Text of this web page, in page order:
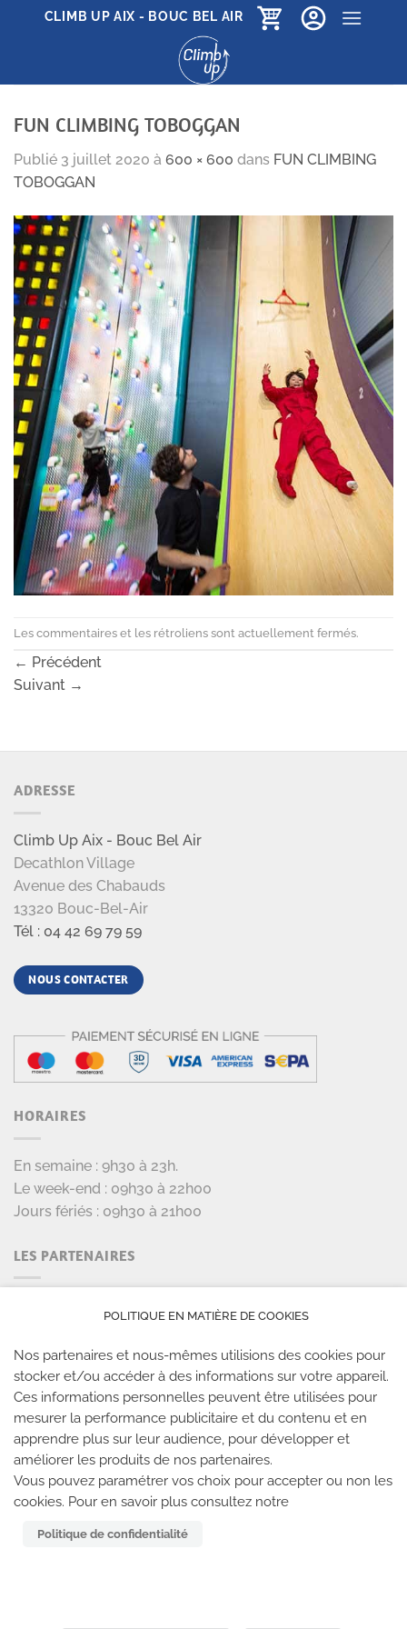
PasserCLIMB UP AIX - BOUC BEL AIR
FUN CLIMBING TOBOGGAN
Publié 3 juillet 2020 à 600 × 600 dans FUN CLIMBING
TOBOGGAN
Les commentaires et les rétroliens sont actuellement fermés.
← Précédent
Suivant →
ADRESSE
Climb Up Aix - Bouc Bel Air
Decathlon Village
Avenue des Chabauds
13320 Bouc-Bel-Air
Tél : 04 42 69 79 59
NOUS CONTACTER
HORAIRES
En semaine : 9h30 à 23h.
Le week-end : 09h30 à 22h00
Jours fériés : 09h30 à 21h00
LES PARTENAIRES
LES SALLES CLIMB UP
France
POLITIQUE EN MATIÈRE DE COOKIES
Nos partenaires et nous-mêmes utilisions des cookies pour
stocker et/ou accéder à des informations sur votre appareil.
Ces informations personnelles peuvent être utilisées pour
mesurer la performance publicitaire et du contenu et en
apprendre plus sur leur audience, pour développer et
améliorer les produits de nos partenaires.
Vous pouvez paramétrer vos choix pour accepter ou non les
cookies. Pour en savoir plus consultez notre
Politique de confidentialité